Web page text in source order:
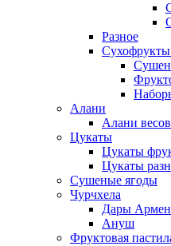
Разное
Алани
Алани
Цукаты
Цукаты
Цукаты
Сушеные ягоды
Чурчхела
Дары
Ануш
Фруктовая